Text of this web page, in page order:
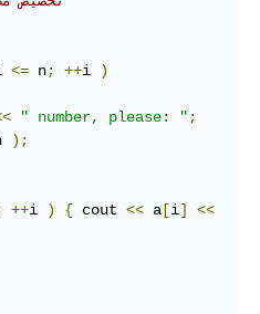
<= n; ++i
)
" number, please: ";
);
++i ) { cout << a [i]
<<